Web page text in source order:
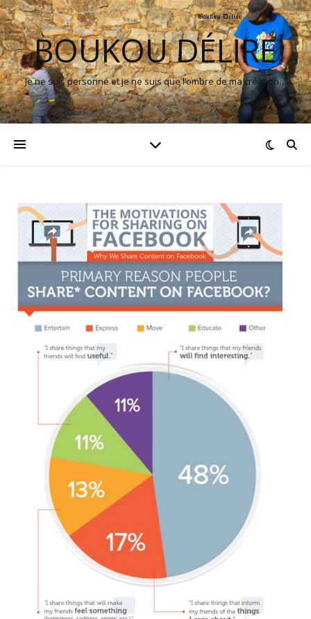
BOUKOU DÉLIRE
Je ne suis personne et je ne suis que l’ombre de ma création…